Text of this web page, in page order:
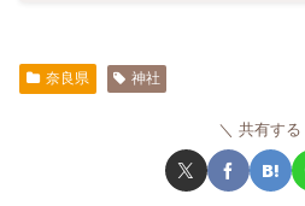
奈良県 神社
共有する